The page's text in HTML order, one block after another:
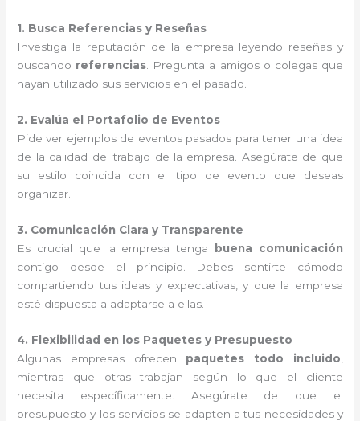
1. Busca Referencias y Reseñas
Investiga la reputación de la empresa leyendo reseñas y
buscando referencias. Pregunta a amigos o colegas que
hayan utilizado sus servicios en el pasado.
2. Evalúa el Portafolio de Eventos
Pide ver ejemplos de eventos pasados para tener una idea
de la calidad del trabajo de la empresa. Asegúrate de que
su estilo coincida con el tipo de evento que deseas
organizar.
3. Comunicación Clara y Transparente
Es crucial que la empresa tenga
buena comunicación
contigo desde el principio. Debes sentirte cómodo
compartiendo tus ideas y expectativas, y que la empresa
esté dispuesta a adaptarse a ellas.
4. Flexibilidad en los Paquetes y Presupuesto
Algunas empresas ofrecen paquetes todo incluido
mientras que otras trabajan según lo que el cliente
necesita específicamente. Asegúrate de que el
presupuesto y los servicios se adapten a tus necesidades y